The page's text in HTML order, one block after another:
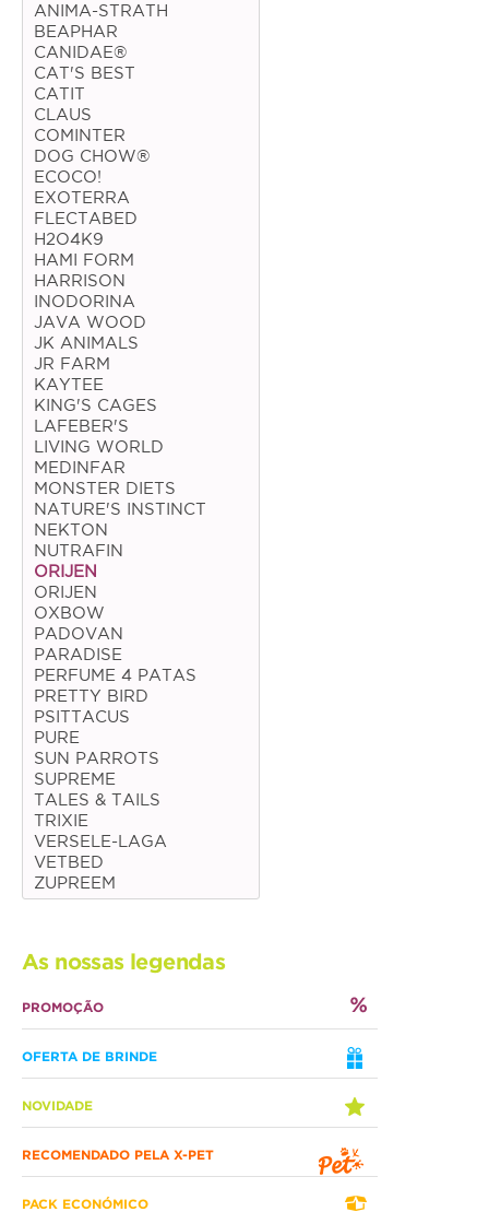
Gato
Júnior
Adulto
Sénior
Pequenos Mamíferos
Coelho
Porquinho da Índia
Chinchila
Furão
Gerbo
Degu
Hamster
Ratazana
Ouriço
Esquilo
Aves
Pequenas
Médias
Grandes
Répteis
Tartaruga
Serpente
Cão
Júnior
Adulto
Sénior
ANIMA-STRATH
BEAPHAR
CANIDAE®
CAT'S BEST
CATIT
CLAUS
COMINTER
DOG CHOW®
ECOCO!
EXOTERRA
FLECTABED
H2O4K9
HAMI FORM
HARRISON
INODORINA
JAVA WOOD
JK ANIMALS
JR FARM
KAYTEE
KING'S CAGES
LAFEBER'S
LIVING WORLD
MEDINFAR
MONSTER DIETS
NATURE'S INSTINCT
NEKTON
NUTRAFIN
ORIJEN
ORIJEN
OXBOW
PADOVAN
PARADISE
PERFUME 4 PATAS
PRETTY BIRD
PSITTACUS
PURE
SUN PARROTS
SUPREME
TALES & TAILS
TRIXIE
VERSELE-LAGA
VETBED
ZUPREEM
As nossas legendas
PROMOÇÃO
OFERTA DE BRINDE
NOVIDADE
RECOMENDADO PELA X-PET
PACK ECONÓMICO